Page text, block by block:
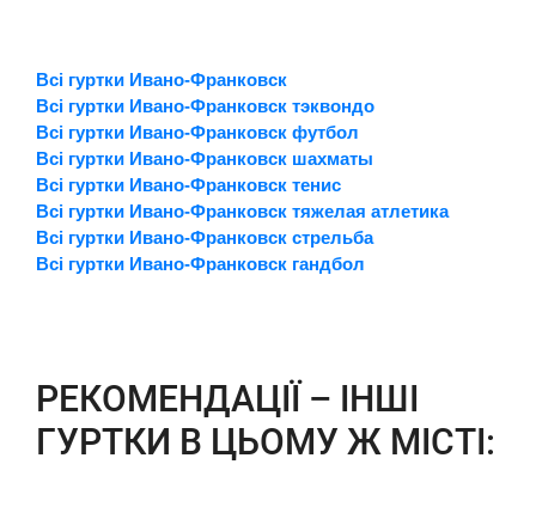
Всі гуртки Ивано-Франковск
Всі гуртки Ивано-Франковск тэквондо
Всі гуртки Ивано-Франковск футбол
Всі гуртки Ивано-Франковск шахматы
Всі гуртки Ивано-Франковск тенис
Всі гуртки Ивано-Франковск тяжелая атлетика
Всі гуртки Ивано-Франковск стрельба
Всі гуртки Ивано-Франковск гандбол
РЕКОМЕНДАЦІЇ – ІНШІ
ГУРТКИ В ЦЬОМУ Ж МІСТІ: